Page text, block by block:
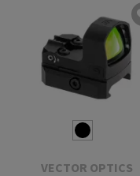
VECTOR OPTICS